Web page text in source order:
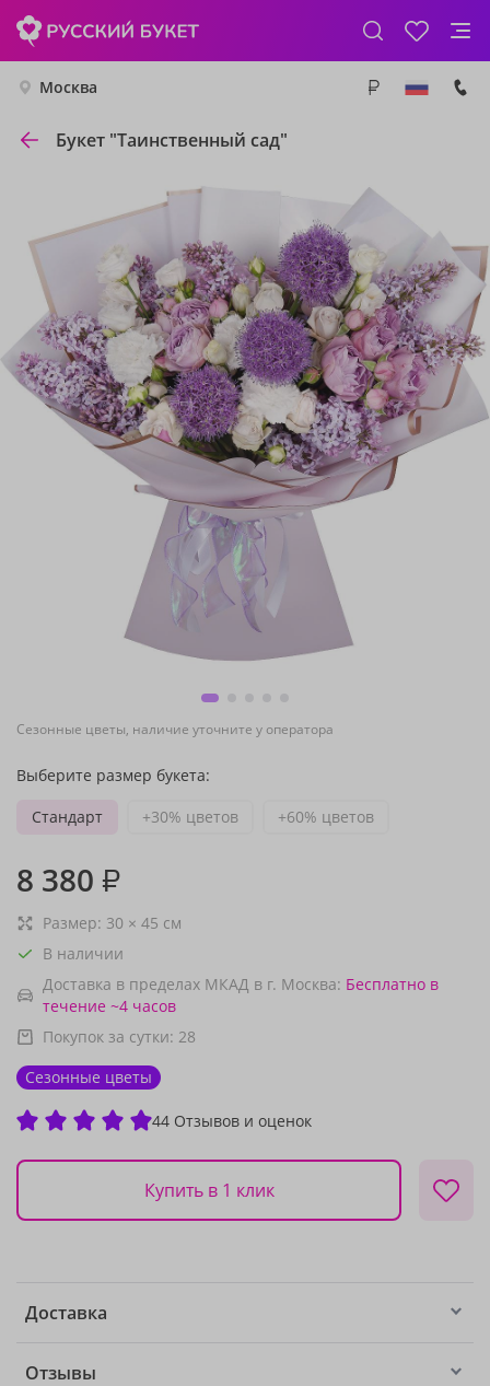
Москва
Букет "Таинственный сад"
Сезонные цветы, наличие уточните у оператора
Выберите размер букета:
Стандарт
+30% цветов +60% цветов
8 380 ₽
Размер: 30 × 45 см
В наличии
Доставка в пределах МКАД в г. Москва: Бесплатно в
течение ~4 часов
Покупок за сутки: 28
Сезонные цветы
44 Отзывов и оценок
Купить в 1 клик
Доставка
Отзывы